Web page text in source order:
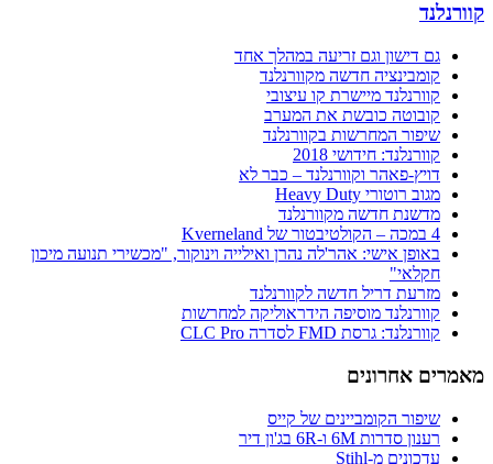
קוורנלנד
גם דישון וגם זריעה במהלך אחד
קומבינציה חדשה מקוורנלנד
קוורנלנד מיישרת קו עיצובי
קובוטה כובשת את המערב
שיפור המחרשות בקוורנלנד
קוורנלנד: חידושי 2018
דויץ-פאהר וקוורנלנד – כבר לא
מגוב רוטורי Heavy Duty
מדשנת חדשה מקוורנלנד
4 במכה – הקולטיבטור של Kverneland
באופן אישי: אהר'לה נהרן ואילייה וינוקור, "מכשירי תנועה מיכון
חקלאי"
מזרעת דריל חדשה לקוורנלנד
קוורנלנד מוסיפה הידראוליקה למחרשות
קוורנלנד: גרסת FMD לסדרה CLC Pro
מאמרים אחרונים
שיפור הקומביינים של קייס
רענון סדרות 6M ו-6R בג'ון דיר
עדכונים מ-Stihl